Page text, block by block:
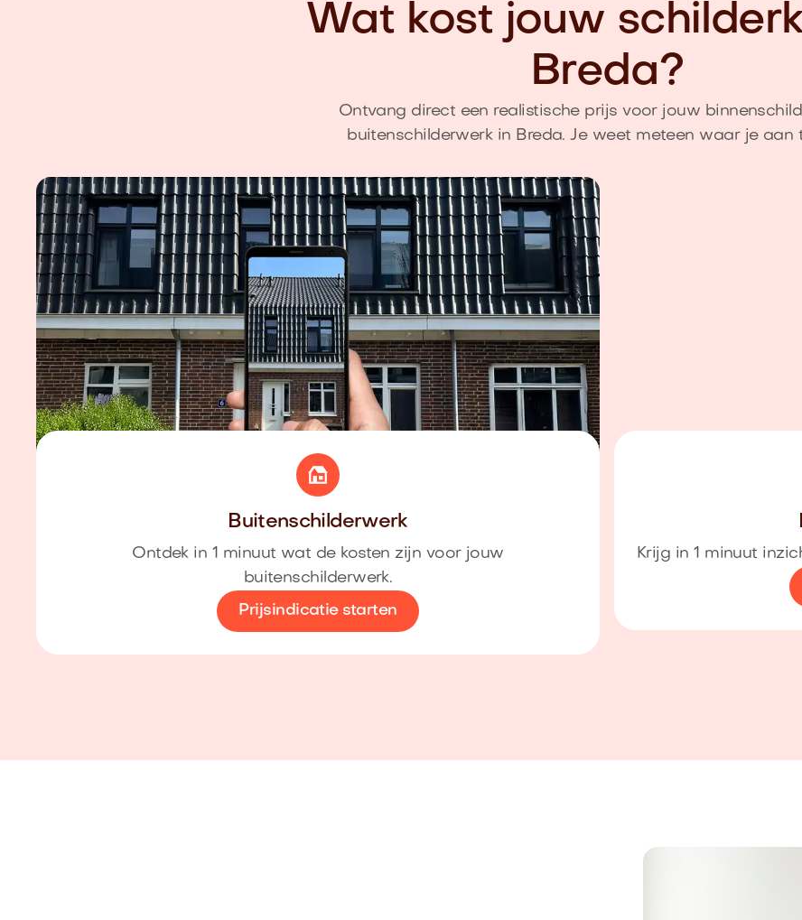
Wat kost jouw
Breda?
Ontvang direct een realistische prijs voor jouw
buitenschilderwerk in Breda. Je weet meteen waar je aan
Buitenschilderwerk
Ontdek in 1 minuut wat de kosten zijn voor jouw
buitenschilderwerk.
Prijsindicatie starten
Krijg in 1 minuut